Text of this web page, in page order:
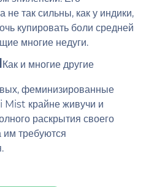
так сильны, как у индики,
купировать боли средней
многие недуги.
Как и многие другие
феминизированные
Mist крайне живучи и
раскрытия своего
им требуются